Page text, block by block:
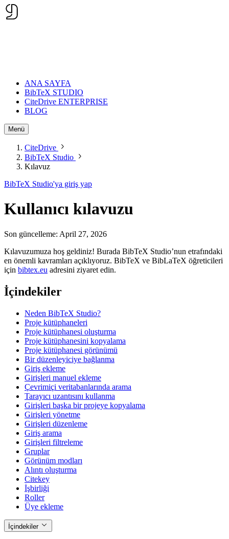
ANA SAYFA
BibTeX STUDIO
CiteDrive ENTERPRISE
BLOG
Menü
CiteDrive
BibTeX Studio
Kılavuz
BibTeX Studio'ya giriş yap
Kullanıcı kılavuzu
Son güncelleme: April 27, 2026
Kılavuzumuza hoş geldiniz! Burada BibTeX Studio’nun etrafındaki
en önemli kavramları açıklıyoruz. BibTeX ve BibLaTeX öğreticileri
için bibtex.eu adresini ziyaret edin.
İçindekiler
Neden BibTeX Studio?
Proje kütüphaneleri
Proje kütüphanesi oluşturma
Proje kütüphanesini kopyalama
Proje kütüphanesi görünümü
Bir düzenleyiciye bağlanma
Giriş ekleme
Girişleri manuel ekleme
Çevrimiçi veritabanlarında arama
Tarayıcı uzantısını kullanma
Girişleri başka bir projeye kopyalama
Girişleri yönetme
Girişleri düzenleme
Giriş arama
Girişleri filtreleme
Gruplar
Görünüm modları
Alıntı oluşturma
Citekey
İşbirliği
Roller
Üye ekleme
İçindekiler